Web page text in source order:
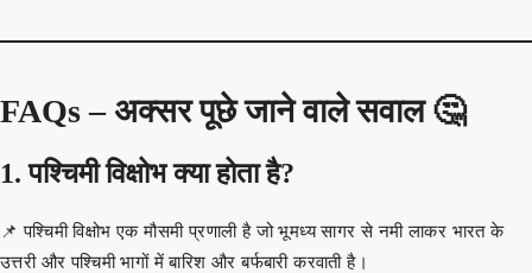
FAQs – अक्सर पूछे जाने वाले सवाल 🤔
1. पश्चिमी विक्षोभ क्या होता है?
📌 पश्चिमी विक्षोभ एक मौसमी प्रणाली है जो भूमध्य सागर से नमी लाकर भारत के
उत्तरी और पश्चिमी भागों में बारिश और बर्फबारी करवाती है।